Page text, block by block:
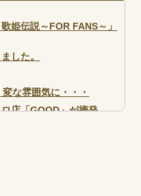
姫伝説～FOR FANS～」
した。
な雰囲気に・・・
店「GOOD」が摘発
初日の評判まとめ！コン
イン持ちの悪い疑似ボ天